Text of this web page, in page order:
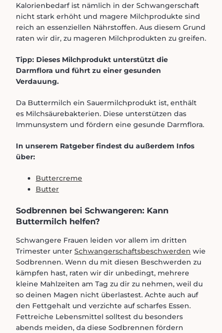
Kalorienbedarf ist nämlich in der Schwangerschaft
nicht stark erhöht und magere Milchprodukte sind
reich an essenziellen Nährstoffen. Aus diesem Grund
raten wir dir, zu mageren Milchprodukten zu greifen.
Tipp: Dieses Milchprodukt unterstützt die
Darmflora und führt zu einer gesunden
Verdauung.
Da Buttermilch ein Sauermilchprodukt ist, enthält
es Milchsäurebakterien. Diese unterstützen das
Immunsystem und fördern eine gesunde Darmflora.
In unserem Ratgeber findest du außerdem Infos
über:
Buttercreme
Butter
Sodbrennen bei Schwangeren: Kann
Buttermilch helfen?
Schwangere Frauen leiden vor allem im dritten
Trimester unter Schwangerschaftsbeschwerden wie
Sodbrennen. Wenn du mit diesen Beschwerden zu
kämpfen hast, raten wir dir unbedingt, mehrere
kleine Mahlzeiten am Tag zu dir zu nehmen, weil du
so deinen Magen nicht überlastest. Achte auch auf
den Fettgehalt und verzichte auf scharfes Essen.
Fettreiche Lebensmittel solltest du besonders
abends meiden, da diese Sodbrennen fördern